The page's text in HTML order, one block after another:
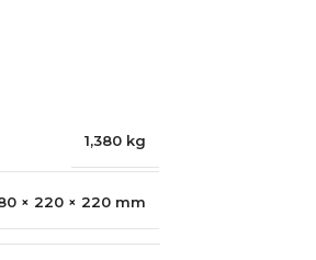
1,380 kg
× 220 × 220 mm